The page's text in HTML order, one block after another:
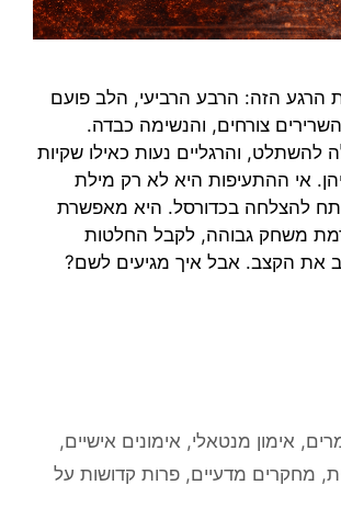
הרגע הזה: הרבע הרביעי, הלב פועם
צורחים, והנשימה כבדה.
להשתלט, והרגליים נעות כאילו שקיות
אי ההתעיפות היא לא רק מילת
להצלחה בכדורסל. היא מאפשרת
משחק גבוהה, לקבל החלטות
את הקצב. אבל איך מגיעים לשם?
, אימון מנטאלי, אימונים אישיים,
, מחקרים מדעיים, פרות קדושות על